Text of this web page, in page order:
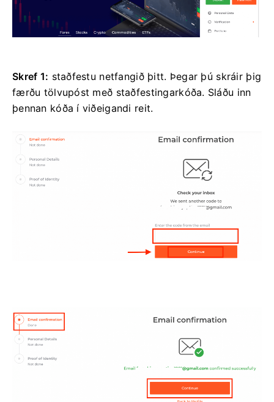
Skref 1: staðfestu netfangið þitt. Þegar þú skráir þig
færðu tölvupóst með staðfestingarkóða. Sláðu inn
þennan kóða í viðeigandi reit.